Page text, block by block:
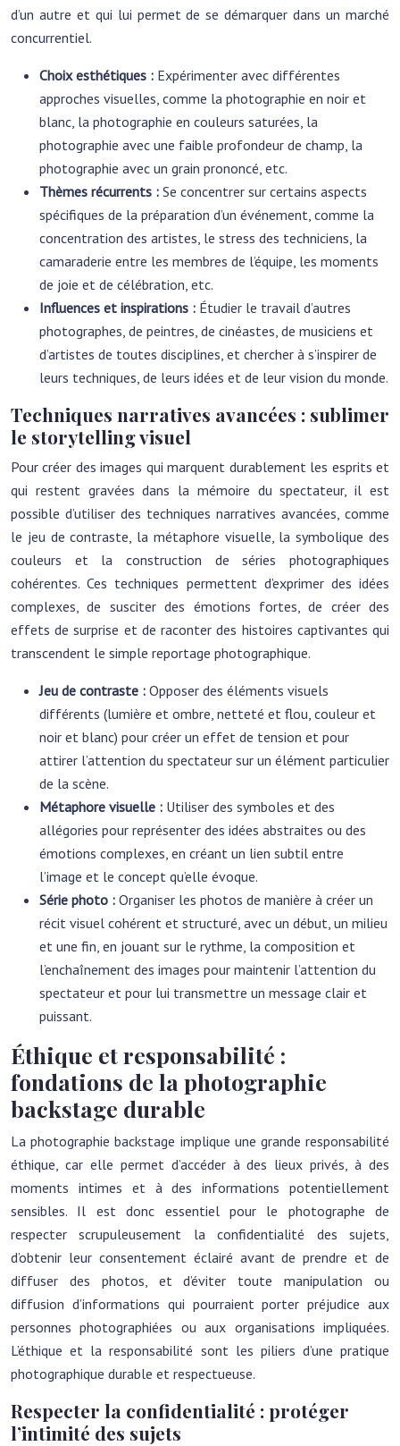
d’un autre et qui lui permet de se démarquer dans un marché
concurrentiel.
Choix esthétiques : Expérimenter avec différentes
approches visuelles, comme la photographie en noir et
blanc, la photographie en couleurs saturées, la
photographie avec une faible profondeur de champ, la
photographie avec un grain prononcé, etc.
Thèmes récurrents : Se concentrer sur certains aspects
spécifiques de la préparation d’un événement, comme la
concentration des artistes, le stress des techniciens, la
camaraderie entre les membres de l’équipe, les moments
de joie et de célébration, etc.
Influences et inspirations : Étudier le travail d’autres
photographes, de peintres, de cinéastes, de musiciens et
d’artistes de toutes disciplines, et chercher à s’inspirer de
leurs techniques, de leurs idées et de leur vision du monde.
Techniques narratives avancées : sublimer
le storytelling visuel
Pour créer des images qui marquent durablement les esprits et
qui restent gravées dans la mémoire du spectateur, il est
possible d’utiliser des techniques narratives avancées, comme
le jeu de contraste, la métaphore visuelle, la symbolique des
couleurs et la construction de séries photographiques
cohérentes. Ces techniques permettent d’exprimer des idées
complexes, de susciter des émotions fortes, de créer des
effets de surprise et de raconter des histoires captivantes qui
transcendent le simple reportage photographique.
Jeu de contraste : Opposer des éléments visuels
différents (lumière et ombre, netteté et flou, couleur et
noir et blanc) pour créer un effet de tension et pour
attirer l’attention du spectateur sur un élément particulier
de la scène.
Métaphore visuelle : Utiliser des symboles et des
allégories pour représenter des idées abstraites ou des
émotions complexes, en créant un lien subtil entre
l’image et le concept qu’elle évoque.
Série photo : Organiser les photos de manière à créer un
récit visuel cohérent et structuré, avec un début, un milieu
et une fin, en jouant sur le rythme, la composition et
l’enchaînement des images pour maintenir l’attention du
spectateur et pour lui transmettre un message clair et
puissant.
Éthique et responsabilité :
fondations de la photographie
backstage durable
La photographie backstage implique une grande responsabilité
éthique, car elle permet d’accéder à des lieux privés, à des
moments intimes et à des informations potentiellement
sensibles. Il est donc essentiel pour le photographe de
respecter scrupuleusement la confidentialité des sujets,
d’obtenir leur consentement éclairé avant de prendre et de
diffuser des photos, et d’éviter toute manipulation ou
diffusion d’informations qui pourraient porter préjudice aux
personnes photographiées ou aux organisations impliquées.
L’éthique et la responsabilité sont les piliers d’une pratique
photographique durable et respectueuse.
Respecter la confidentialité : protéger
l’intimité des sujets